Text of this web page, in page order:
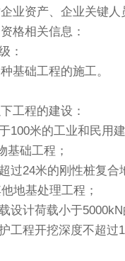
业资产、企业关键
格相关信息：
：
基础工程的施工。
工程的建设：
100米的工业和民用
基础工程；
过24米的刚性桩复合
地基处理工程；
设计荷载小于5000kN
工程开挖深度不超过